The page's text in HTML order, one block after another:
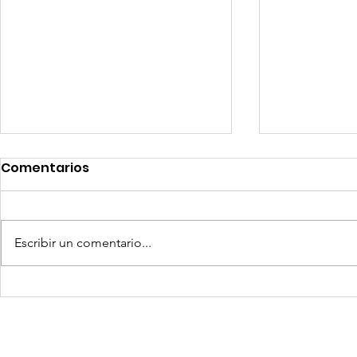
Competencia si: pero en
Comentarios
Escribir un comentario...